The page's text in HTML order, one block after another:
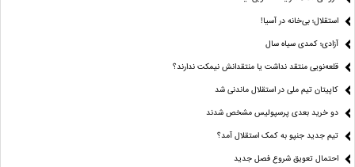
استقلال؛ بی‌خانه در آسیا!
آزادی؛ کمدی سیاه سال
قلعه‌نویی منتقد نداشت یا منتقدانش نیمکت ندارند؟
کاپیتان تیم ملی در استقلال ماندنی شد
دو خرید بعدی پرسپولیس مشخص شدند
تیم جدید جنپو به کمک استقلال آمد؟
احتمال تعویق شروع فصل جدید